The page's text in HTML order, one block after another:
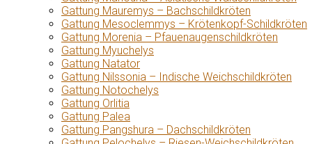
Gattung Mauremys – Bachschildkröten
Gattung Mesoclemmys – Krötenkopf-Schildkröten
Gattung Morenia – Pfauenaugenschildkröten
Gattung Myuchelys
Gattung Natator
Gattung Nilssonia – Indische Weichschildkröten
Gattung Notochelys
Gattung Orlitia
Gattung Palea
Gattung Pangshura – Dachschildkröten